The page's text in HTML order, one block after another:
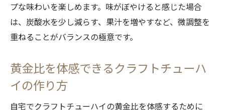
プな味わいを楽しめます。味がぼやけると感じた場合
は、炭酸水を少し減らす、果汁を増やすなど、微調整を
重ねることがバランスの極意です。
黄金比を体感できるクラフトチューハ
イの作り方
自宅でクラフトチューハイの黄金比を体感するために